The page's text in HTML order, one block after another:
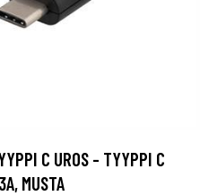
C UROS - TYYPPI C
MUSTA